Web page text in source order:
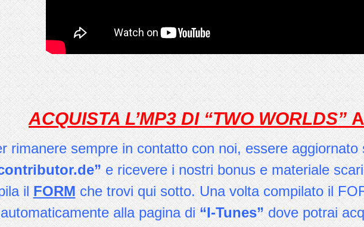
ACQUISTA L’MP3 DI “TWO WORLDS”
rimanere sempre in contatto con noi, essere
e ricevere i nostri bonus e materiale
ilFORMche trovi qui sotto. Una volta compilato il
automaticamente alla pagina di“I-Tunes”dove potrai